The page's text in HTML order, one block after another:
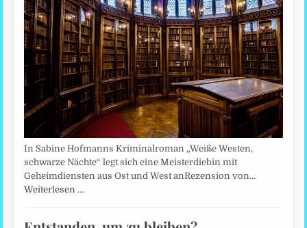
In Sabine Hofmanns Kriminalroman „Weiße Westen,
schwarze Nächte“ legt sich eine Meisterdiebin mit
Geheimdiensten aus Ost und West anRezension von…
Weiterlesen …